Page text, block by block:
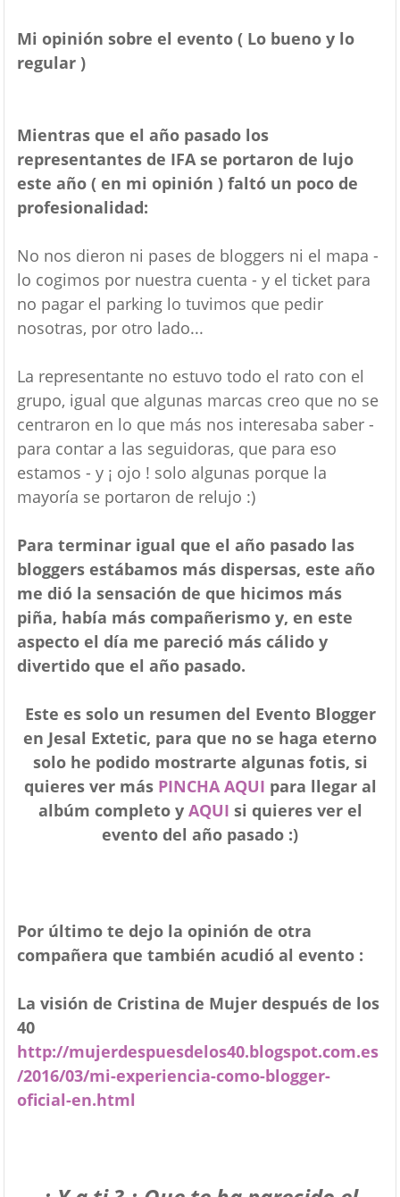
Mi opinión sobre el evento ( Lo bueno y lo
regular )
Mientras que el año pasado los
representantes de IFA se portaron de lujo
este año ( en mi opinión ) faltó un poco de
profesionalidad:
No nos dieron ni pases de bloggers ni el mapa -
lo cogimos por nuestra cuenta - y el ticket para
no pagar el parking lo tuvimos que pedir
nosotras, por otro lado...
La representante no estuvo todo el rato con el
grupo, igual que algunas marcas creo que no se
centraron en lo que más nos interesaba saber -
para contar a las seguidoras, que para eso
estamos - y ¡ ojo ! solo algunas porque la
mayoría se portaron de relujo :)
Para terminar igual que el año pasado las
bloggers estábamos más dispersas, este año
me dió la sensación de que hicimos más
piña, había más compañerismo y, en este
aspecto el día me pareció más cálido y
divertido que el año pasado.
Este es solo un resumen del Evento Blogger
en Jesal Extetic, para que no se haga eterno
solo he podido mostrarte algunas fotis, si
quieres ver más PINCHA AQUI para llegar al
albúm completo y AQUI si quieres ver el
evento del año pasado :)
Por último te dejo la opinión de otra
compañera que también acudió al evento :
La visión de Cristina de Mujer después de los
40
http://mujerdespuesdelos40.blogspot.com.es
/2016/03/mi-experiencia-como-blogger-
oficial-en.html